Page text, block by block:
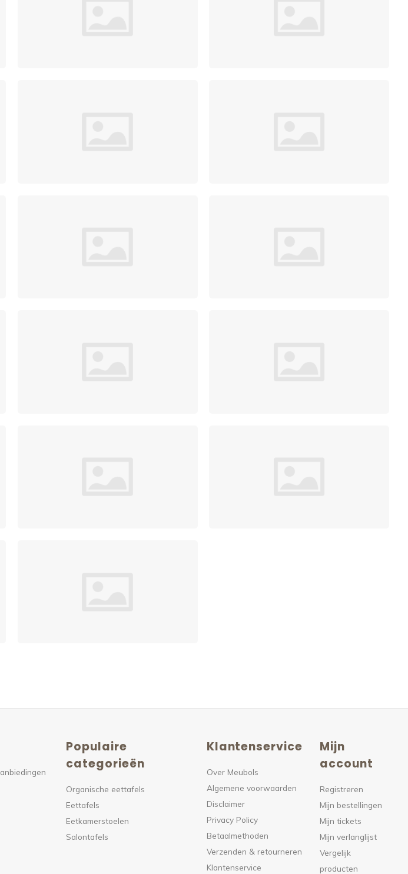
Populaire
categorieën
Organische eettafels
Eettafels
Eetkamerstoelen
Salontafels
Klantenservice
Over Meubols
Algemene voorwaarden
Disclaimer
Privacy Policy
Betaalmethoden
Verzenden & retourneren
Klantenservice
Mijn
account
Registreren
Mijn bestellingen
Mijn tickets
Mijn verlanglijst
Vergelijk
producten